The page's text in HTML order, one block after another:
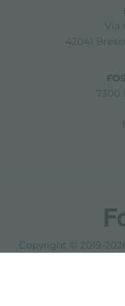
Via
42041
7300
Copyright © 2019-